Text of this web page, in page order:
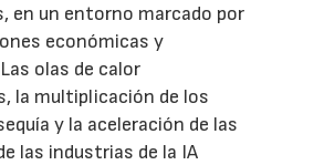
en un entorno marcado por
económicas y
olas de calor
la multiplicación de los
y la aceleración de las
las industrias de la IA